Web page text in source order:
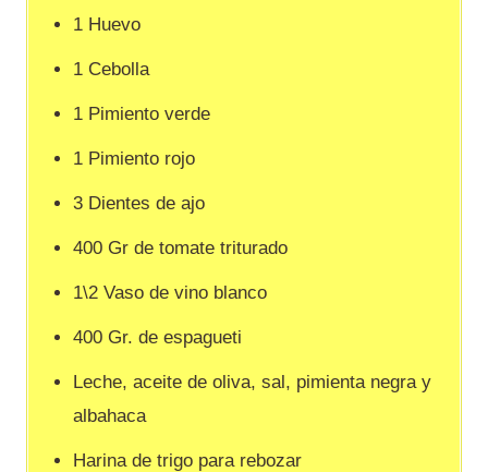
1 Huevo
1 Cebolla
1 Pimiento verde
1 Pimiento rojo
3 Dientes de ajo
400 Gr de tomate triturado
1\2 Vaso de vino blanco
400 Gr. de espagueti
Leche, aceite de oliva, sal, pimienta negra y
albahaca
Harina de trigo para rebozar